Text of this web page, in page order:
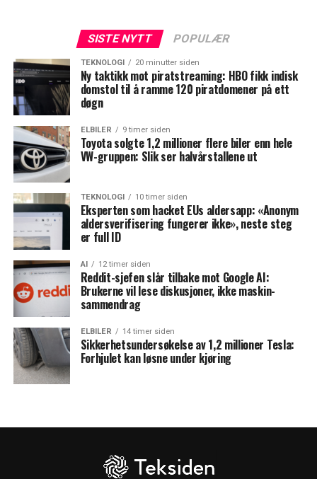
SISTE NYTT POPULÆR
TEKNOLOGI 20 minutter siden
Ny taktikk mot piratstreaming: HBO fikk indisk
domstol til å ramme 120 piratdomener på ett
døgn
ELBILER 9 timer siden
Toyota solgte 1,2 millioner flere biler enn hele
VW-gruppen: Slik ser halvårstallene ut
TEKNOLOGI 10 timer siden
Eksperten som hacket EUs aldersapp: «Anonym
aldersverifisering fungerer ikke», neste steg
er full ID
AI 12 timer siden
Reddit-sjefen slår tilbake mot Google AI:
Brukerne vil lese diskusjoner, ikke maskin-
sammendrag
ELBILER 14 timer siden
Sikkerhetsundersøkelse av 1,2 millioner Tesla:
Forhjulet kan løsne under kjøring